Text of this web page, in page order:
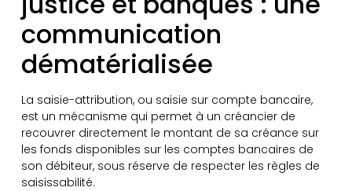
communication
dématérialisée
La saisie-attribution, ou saisie sur compte bancaire,
est un mécanisme qui permet à un créancier de
recouvrer directement le montant de sa créance sur
les fonds disponibles sur les comptes bancaires de
son débiteur, sous réserve de respecter les règles de
saisissabilité.